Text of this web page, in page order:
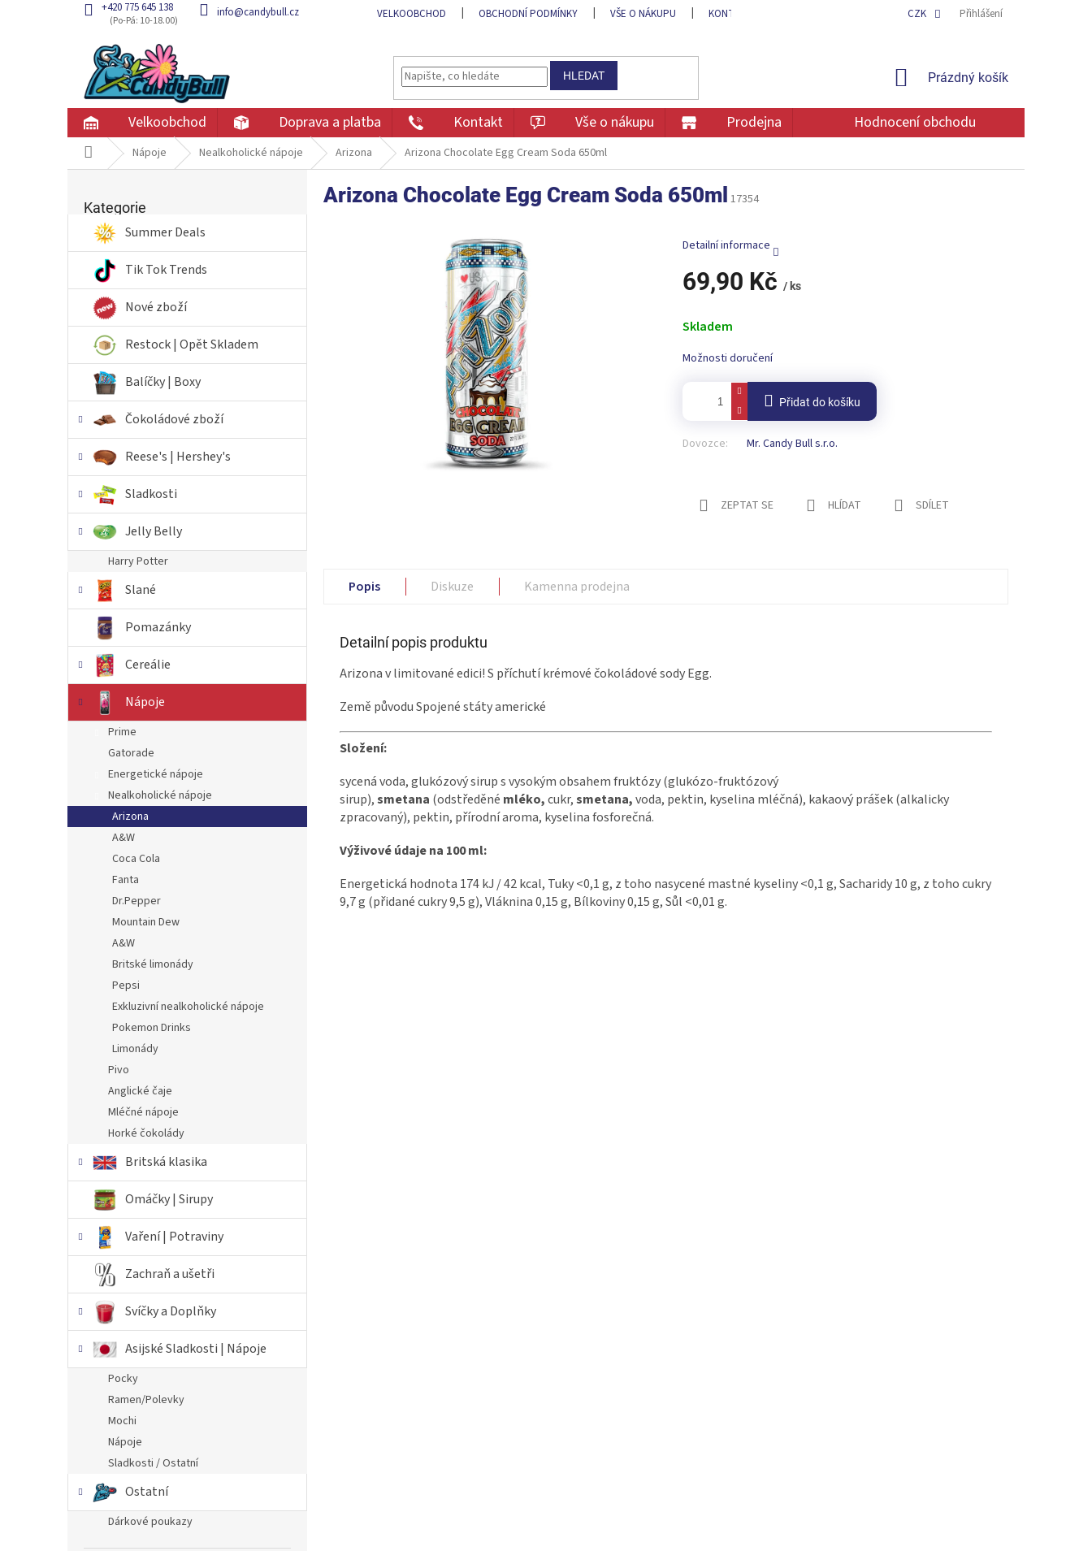
+420 775 645 138 info@candybull.cz VELKOOBCHOD OBCHODNÍ PODMÍNKY VŠE O NÁKUPU KONTAKT OCHRANA OSOBNÍCH ÚDAJŮCZK Přihlášení
HLEDAT
NÁKUPNÍ
Prázdný košík
Velkoobchod Doprava a platba Kontakt Vše o nákupu Prodejna Hodnocení obchodu
Domů Nápoje Nealkoholické nápoje Arizona Arizona Chocolate Egg Cream Soda 650ml
r
n
í
kategorie
Kategorie
Summer Deals
Tik Tok Trends
Nové zboží
Restock | Opět Skladem
Balíčky | Boxy
Čokoládové zboží
Reese's | Hershey's
Sladkosti
Jelly Belly
Harry Potter
Slané
Pomazánky
Cereálie
Nápoje
Prime
Gatorade
Energetické nápoje
Nealkoholické nápoje
Arizona
A&W
Coca Cola
Fanta
Dr.Pepper
Mountain Dew
A&W
Britské limonády
Pepsi
Exkluzivní nealkoholické nápoje
Pokemon Drinks
Limonády
Pivo
Anglické čaje
Mléčné nápoje
Horké čokolády
Britská klasika
Omáčky | Sirupy
Vaření | Potraviny
Zachraň a ušetři
Svíčky a Doplňky
Asijské Sladkosti | Nápoje
Pocky
Ramen/Polevky
Mochi
Nápoje
Sladkosti / Ostatní
Ostatní
Dárkové poukazy
Arizona Chocolate Egg Cream Soda 650ml 17354
69,90 Kč / ks
cena:
Skladem
Možnosti doručení
Přidat do košíku
Dovozce: Mr. Candy Bull s.r.o.
Detailní informace
ZEPTAT SE HLÍDAT SDÍLET
Popis Diskuze Kamenna prodejna
Detailní popis produktu
Arizona v limitované edici! S příchutí krémové čokoládové sody Egg.
Země původu Spojené státy americké
Složení:
sycená voda, glukózový sirup s vysokým obsahem fruktózy (glukózo-fruktózový
sirup),smetana (odstředěné mléko,cukr,smetana,voda, pektin, kyselina mléčná), kakaový prášek (alkalicky
zpracovaný), pektin, přírodní aroma, kyselina fosforečná.
Výživové údaje na 100 ml:
Energetická hodnota 174 kJ / 42 kcal, Tuky <0,1 g, z toho nasycené mastné kyseliny <0,1 g, Sacharidy 10 g, z toho cukry
9,7 g (přidané cukry 9,5 g), Vláknina 0,15 g, Bílkoviny 0,15 g, Sůl <0,01 g.